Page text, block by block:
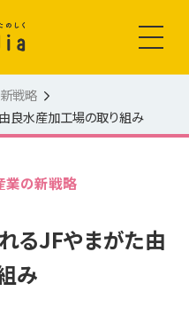
戦略
良水産加工場の取り組み
業の新戦略
るJFやまがた由
み